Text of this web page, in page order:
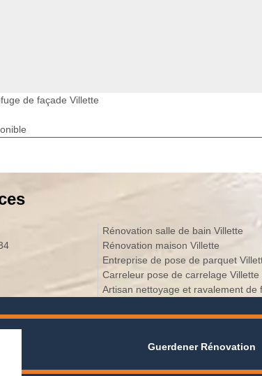
de façade Villette
Villette 1934
Rénovation salle de bain Villette
Rénovation maison Villette
Guerdener Rénovation